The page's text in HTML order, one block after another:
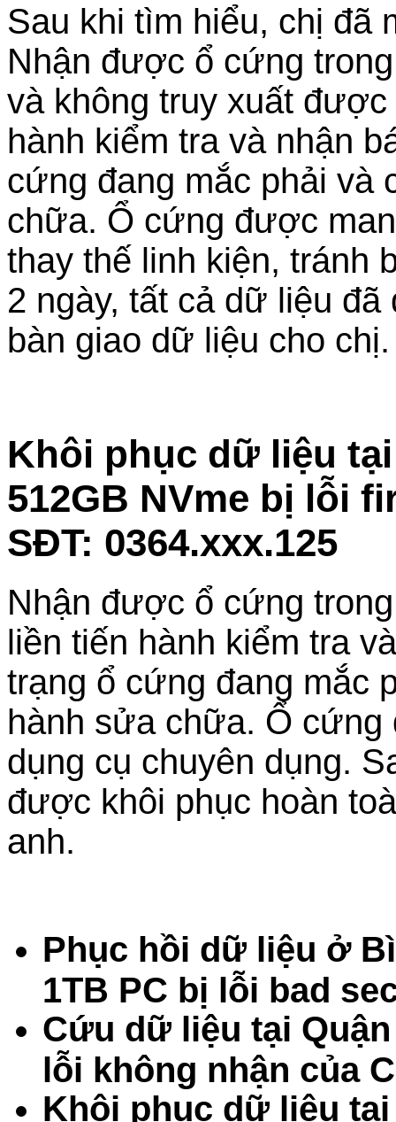
Sau khi tìm hiểu, chị đã
Nhận được ổ cứng
và không truy xuất
hành kiểm tra và nhận
cứng đang mắc phải và
chữa. Ổ cứng được
thay thế linh kiện, tránh
2 ngày, tất cả dữ liệu
bàn giao dữ liệu cho chị.
Khôi phục dữ liệu
512GB NVme bị lỗi
SĐT: 0364.xxx.125
Nhận được ổ cứng
liền tiến hành kiểm tra
trạng ổ cứng đang mắc
hành sửa chữa. Ổ
dụng cụ chuyên dụng.
được khôi phục hoàn
anh.
Phục hồi dữ liệu ở
1TB PC bị lỗi bad
Cứu dữ liệu tại
lỗi không nhận của
Khôi phục dữ liệu